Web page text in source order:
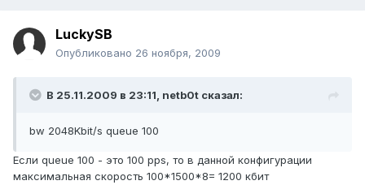
LuckySB
Опубликовано 26 ноября, 2009
В 25.11.2009 в 23:11, netb0t сказал:
bw 2048Kbit/s queue 100
Если queue 100 - это 100 pps, то в данной конфигурации
максимальная скорость 100*1500*8= 1200 кбит